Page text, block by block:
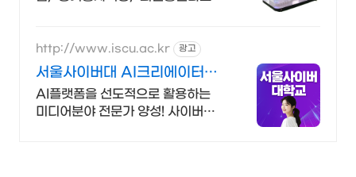
http://www.iscu.ac.kr 광고
서울사이버대 AI크리에이터과
2026 가을학기 신편입생
AI플랫폼을 선도적으로 활용하는
미디어분야 전문가 양성! 사이버대